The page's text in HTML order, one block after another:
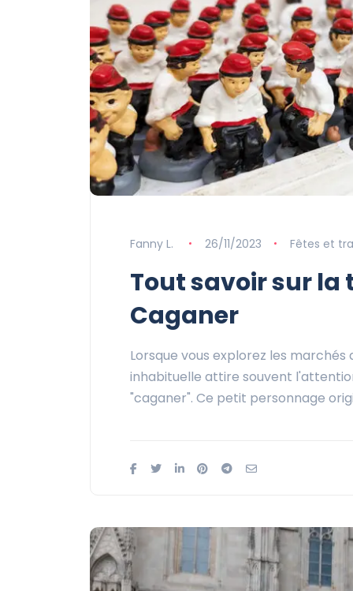
Fanny L. 26/11/2023 Fêtes et
Tout savoir sur la
Caganer
Lorsque vous explorez les
inhabituelle attire souvent
"caganer". Ce petit personnage